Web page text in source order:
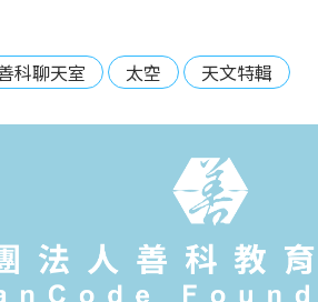
科聊天室 太空 天文特輯